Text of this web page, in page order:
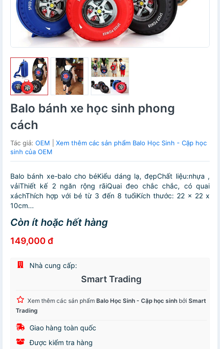
Balo bánh xe học sinh phong
cách
Tác giả: OEM
Xem thêm các sản phẩm Balo Học Sinh - Cặp học
sinh của OEM
Balo bánh xe-balo cho béKiểu dáng lạ, đẹpChất liệu:nhựa ,
vảiThiết kế 2 ngăn rộng rãiQuai đeo chắc chắc, có quai
xáchThích hợp với bé từ 3 đến 8 tuổiKích thước: 22 x 22 x
10cm...
Còn ít hoặc hết hàng
149,000 đ
Nhà cung cấp:
Smart Trading
Xem thêm các sản phẩm Balo Học Sinh - Cặp học sinh bởi Smart
Trading
Giao hàng toàn quốc
Được kiểm tra hàng